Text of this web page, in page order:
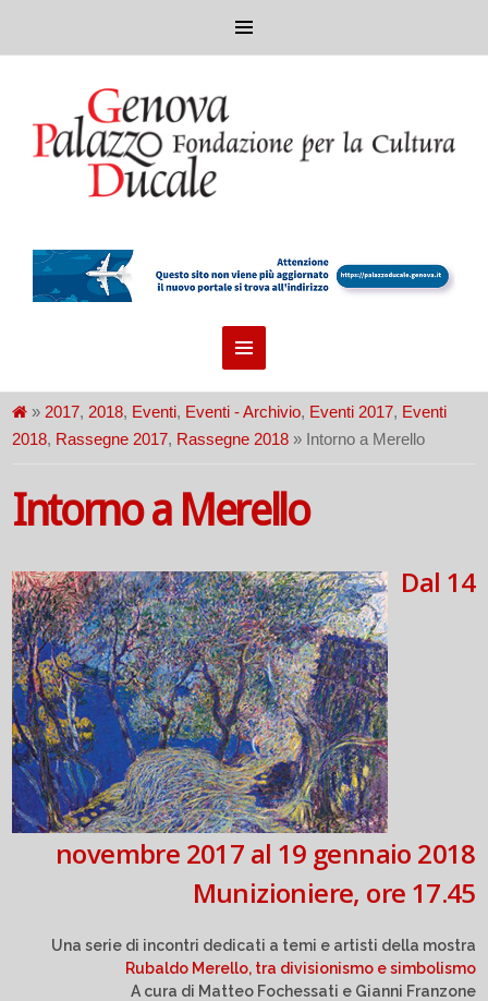
» 2017, 2018, Eventi, Eventi - Archivio, Eventi 2017, Eventi
2018, Rassegne 2017, Rassegne 2018 » Intorno a Merello
Intorno a Merello
Dal 14
novembre 2017 al 19 gennaio 2018
Munizioniere, ore 17.45
Una serie di incontri dedicati a temi e artisti della mostra
Rubaldo Merello, tra divisionismo e simbolismo
A cura di Matteo Fochessati e Gianni Franzone